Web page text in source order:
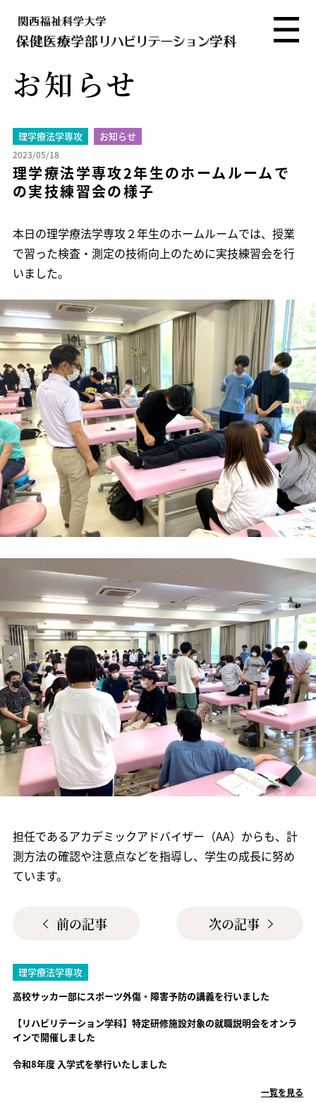
お知らせ
理学療法学専攻 お知らせ
2023/05/18
理学療法学専攻2年生のホームルームで
の実技練習会の様子
本日の理学療法学専攻２年生のホームルームでは、授業
で習った検査・測定の技術向上のために実技練習会を行
いました。
担任であるアカデミックアドバイザー（AA）からも、計
測方法の確認や注意点などを指導し、学生の成長に努め
ています。
前の記事 次の記事
理学療法学専攻
高校サッカー部にスポーツ外傷・障害予防の講義を行いました
【リハビリテーション学科】特定研修施設対象の就職説明会をオンラ
インで開催しました
令和8年度 入学式を挙行いたしました
一覧を見る